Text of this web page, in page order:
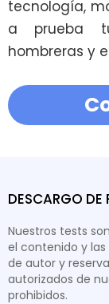
tecnología,
a prueba
hombreras y
DESCARGO DE
Nuestros tests
el contenido y
de autor y
autorizados de
prohibidos.